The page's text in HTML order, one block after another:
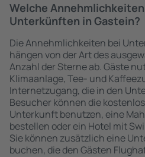
Welche
Unterkünften in Gastein?
Die Annehmlichkeiten bei
hängen von der Art des
Anzahl der Sterne ab. Gäste
Klimaanlage, Tee- und
Internetzugang, die in den
Besucher können die
Unterkunft benutzen, eine
bestellen oder ein Hotel mit
Sie können zusätzlich eine
buchen, die den Gästen